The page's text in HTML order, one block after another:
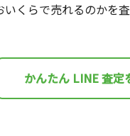
くらで売れるのかを査
かんたん LINE 査定